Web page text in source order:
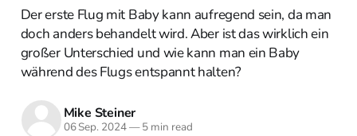
Der erste Flug mit Baby kann aufregend sein, da man
doch anders behandelt wird. Aber ist das wirklich ein
großer Unterschied und wie kann man ein Baby
während des Flugs entspannt halten?
Mike Steiner
06 Sep. 2024—5 min read